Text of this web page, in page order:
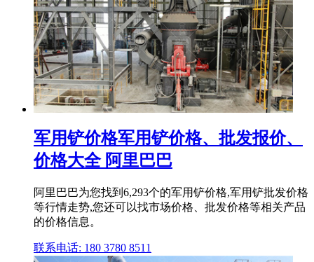
军用铲价格军用铲价格、批发报价、
价格大全 阿里巴巴
阿里巴巴为您找到6,293个的军用铲价格,军用铲批发价格
等行情走势,您还可以找市场价格、批发价格等相关产品
的价格信息。
联系电话: 180 3780 8511